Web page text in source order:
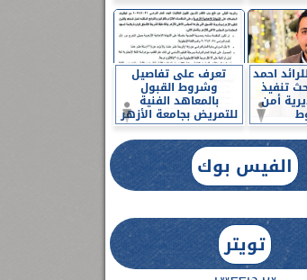
احمد
تنفيذ
أمن
تعرف على تفاصيل
وشروط القبول
بالمعاهد الفنية
للتمريض بجامعة الأزهر
الفيس بوك
تويتر